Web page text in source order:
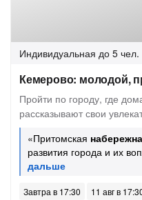
Индивидуальная до 5 чел.
Кемерово: молодой,
Пройти по городу, где
рассказывают свои
«Притомская
развития города и их
Завтра в 17:30
11 авг в